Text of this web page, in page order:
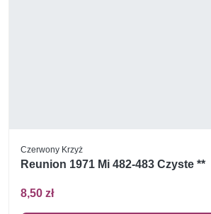
Czerwony Krzyż
Reunion 1971 Mi 482-483 Czyste **
8,50 zł